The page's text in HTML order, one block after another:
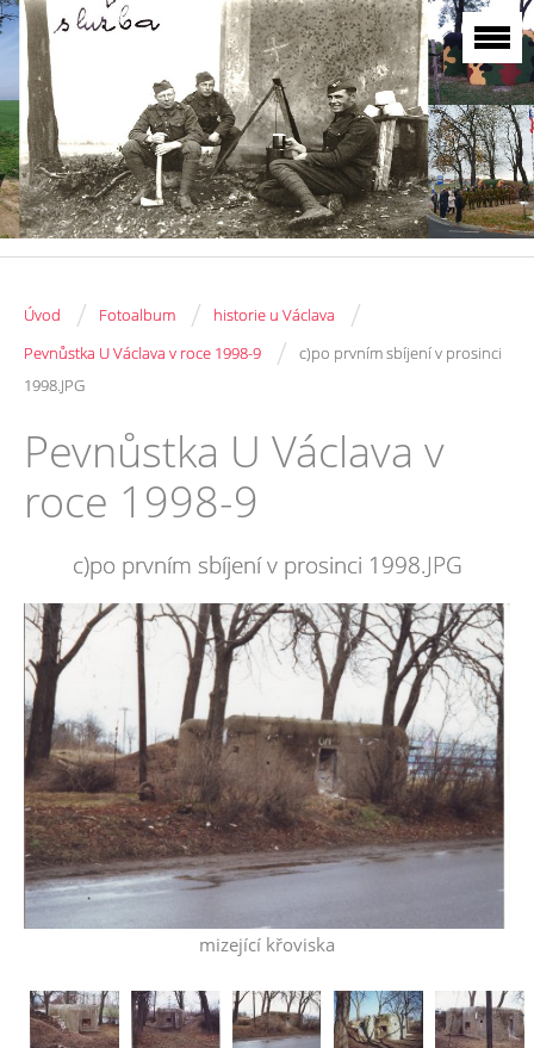
Úvod / Fotoalbum / historie u Václava /
Pevnůstka U Václava v roce 1998-9 /
c)po prvním sbíjení v prosinci
1998.JPG
Pevnůstka U Václava v
roce 1998-9
c)po prvním sbíjení v prosinci 1998.JPG
mizející křoviska